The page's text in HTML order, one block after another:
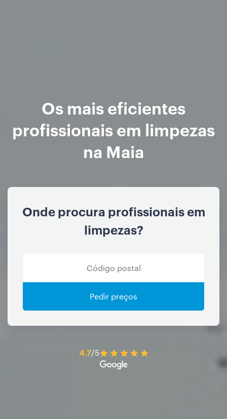
Os mais eficientes
profissionais em limpezas
na Maia
Onde procura profissionais em
limpezas?
Pedir preços
4.7/5